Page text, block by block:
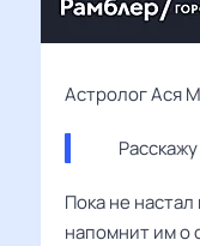
Астролог Ася
Пока не
напомнит им о